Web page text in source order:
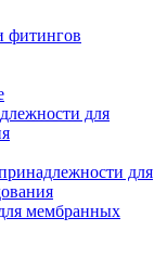
фитингов
для
для
мембранных